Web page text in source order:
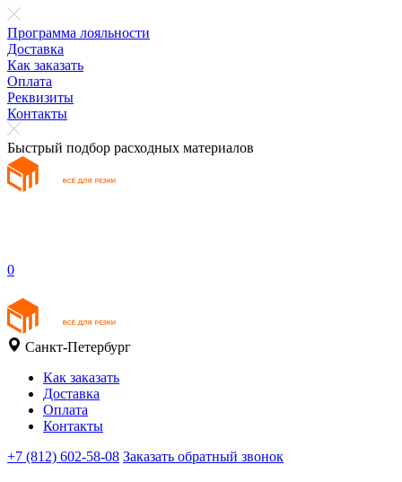
Программа лояльности
Доставка
Как заказать
Оплата
Реквизиты
Контакты
Быстрый подбор расходных материалов
0
Санкт-Петербург
Как заказать
Доставка
Оплата
Контакты
+7 (812) 602-58-08 Заказать обратный звонок